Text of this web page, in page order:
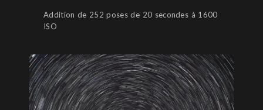
Addition de 252 poses de 20 secondes à 1600
ISO